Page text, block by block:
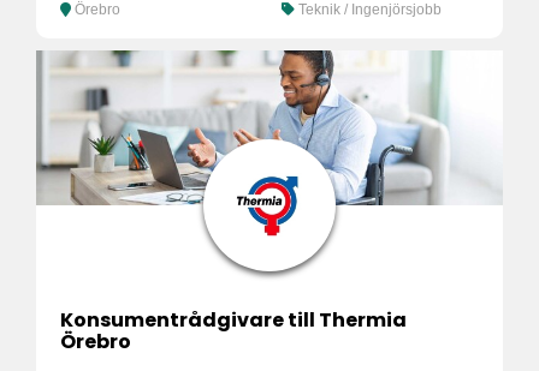
Örebro Teknik / Ingenjörsjobb
Konsumentrådgivare till Thermia
Örebro